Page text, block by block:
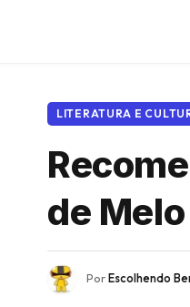
LITERATURA E
de Melo
PorEscolhendo